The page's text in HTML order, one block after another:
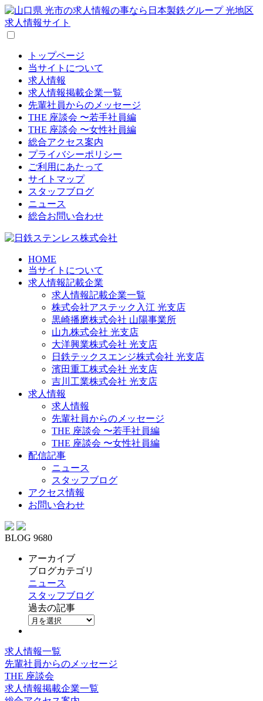
トップページ
当サイトについて
求人情報
求人情報掲載企業一覧
先輩社員からのメッセージ
THE 座談会 〜若手社員編
THE 座談会 〜女性社員編
総合アクセス案内
プライバシーポリシー
ご利用にあたって
サイトマップ
スタッフブログ
ニュース
総合お問い合わせ
HOME
当サイトについて
求人情報記載企業
求人情報記載企業一覧
株式会社アステック入江 光支店
黒崎播磨株式会社 山陽事業所
山九株式会社 光支店
大洋興業株式会社 光支店
日鉄テックスエンジ株式会社 光支店
濱田重工株式会社 光支店
吉川工業株式会社 光支店
求人情報
求人情報
先輩社員からのメッセージ
THE 座談会 〜若手社員編
THE 座談会 〜女性社員編
配信記事
ニュース
スタッフブログ
アクセス情報
お問い合わせ
BLOG 9680
アーカイブ
ブログカテゴリ
ニュース
スタッフブログ
過去の記事
求人情報一覧
先輩社員からのメッセージ
THE 座談会
求人情報掲載企業一覧